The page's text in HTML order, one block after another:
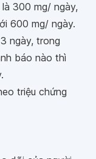
300 mg/ ngày,
600 mg/ ngày.
ngày, trong
báo nào thì
triệu chứng